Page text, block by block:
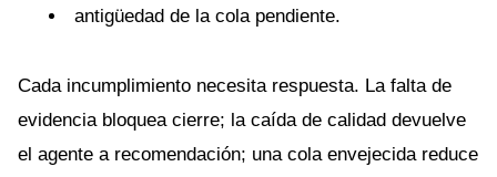
antigüedad de la cola pendiente.
Cada incumplimiento necesita respuesta. La falta de
evidencia bloquea cierre; la caída de calidad devuelve
el agente a recomendación; una cola envejecida reduce